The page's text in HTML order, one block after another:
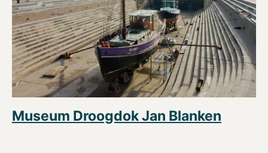
Museum Droogdok Jan Blanken